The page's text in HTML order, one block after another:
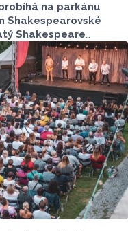
na parkánu
Shakespearovské
Shakespeare
jako Matky na tripu
Festival nezapomíná
čtyři pohádky
autíčko. Co dalšího
festivalu, o tom
Tramtarie